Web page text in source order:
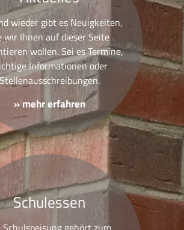
wieder gibt es Neuigkeiten,
wir Ihnen auf dieser Seite
wollen. Sei es Termine,
Informationen oder
» mehr erfahren
Schulessen